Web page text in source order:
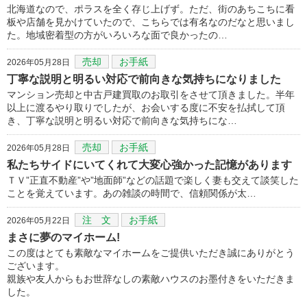
北海道なので、ポラスを全く存じ上げず。ただ、街のあちこちに看
板や店舗を見かけていたので、こちらでは有名なのだなと思いまし
た。地域密着型の方がいろいろな面で良かったの…
2026年05月28日 売却 お手紙
丁寧な説明と明るい対応で前向きな気持ちになりました
マンション売却と中古戸建買取のお取引をさせて頂きました。半年
以上に渡るやり取りでしたが、お会いする度に不安を払拭して頂
き、丁寧な説明と明るい対応で前向きな気持ちにな…
2026年05月28日 売却 お手紙
私たちサイドにいてくれて大変心強かった記憶があります
ＴＶ”正直不動産”や”地面師”などの話題で楽しく妻も交えて談笑した
ことを覚えています。あの雑談の時間で、信頼関係が太…
2026年05月22日 注 文 お手紙
まさに夢のマイホーム!
この度はとても素敵なマイホームをご提供いただき誠にありがとう
ございます。
親族や友人からもお世辞なしの素敵ハウスのお墨付きをいただきま
した。